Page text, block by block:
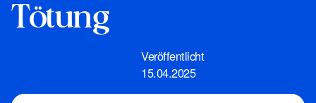
Tötung
Veröffentlicht
15.04.2025